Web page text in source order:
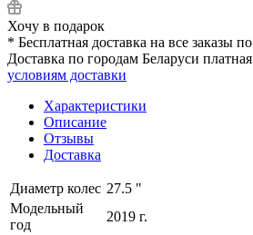
Хочу в подарок
* Бесплатная доставка на все заказы
Доставка по городам Беларуси
условиям доставки
Характеристики
Описание
Отзывы
Доставка
Диаметр колес 27.5 "
Модельный
год
2019 г.